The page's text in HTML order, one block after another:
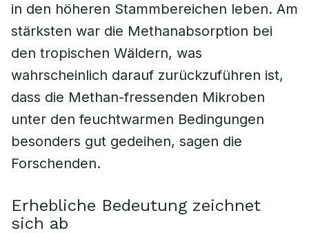
in den höheren Stammbereichen leben. Am
stärksten war die Methanabsorption bei
den tropischen Wäldern, was
wahrscheinlich darauf zurückzuführen ist,
dass die Methan-fressenden Mikroben
unter den feuchtwarmen Bedingungen
besonders gut gedeihen, sagen die
Forschenden.
Erhebliche Bedeutung zeichnet
sich ab